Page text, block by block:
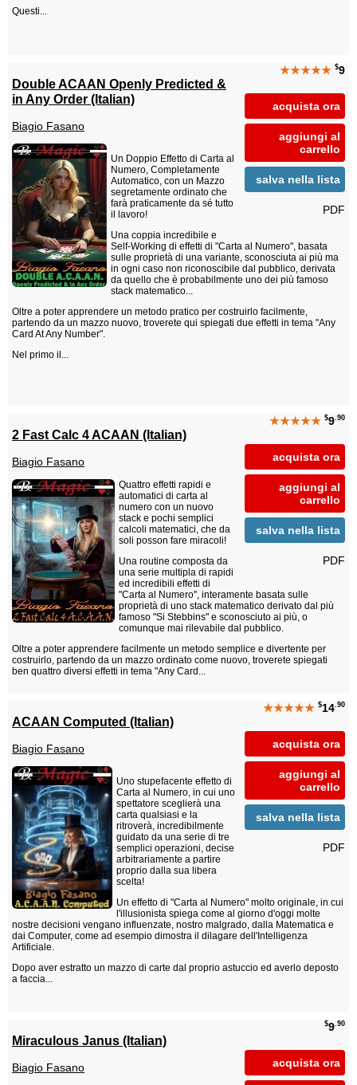
Questi...
★★★★★ $9
acquista ora
aggiungi al
carrello
salva nella lista
PDF
Double ACAAN Openly Predicted &
in Any Order (Italian)
Biagio Fasano
Un Doppio Effetto di Carta al
Numero, Completamente
Automatico, con un Mazzo
segretamente ordinato che
farà praticamente da sé tutto
il lavoro!
Una coppia incredibile e
Self-Working di effetti di "Carta al Numero", basata
sulle proprietà di una variante, sconosciuta ai più ma
in ogni caso non riconoscibile dal pubblico, derivata
da quello che è probabilmente uno dei più famoso
stack matematico...
Oltre a poter apprendere un metodo pratico per costruirlo facilmente,
partendo da un mazzo nuovo, troverete qui spiegati due effetti in tema "Any
Card At Any Number".
Nel primo il...
★★★★★ $9.90
acquista ora
aggiungi al
carrello
salva nella lista
PDF
2 Fast Calc 4 ACAAN (Italian)
Biagio Fasano
Quattro effetti rapidi e
automatici di carta al
numero con un nuovo
stack e pochi semplici
calcoli matematici, che da
soli posson fare miracoli!
Una routine composta da
una serie multipla di rapidi
ed incredibili effetti di
"Carta al Numero", interamente basata sulle
proprietà di uno stack matematico derivato dal più
famoso "Si Stebbins" e sconosciuto ai più, o
comunque mai rilevabile dal pubblico.
Oltre a poter apprendere facilmente un metodo semplice e divertente per
costruirlo, partendo da un mazzo ordinato come nuovo, troverete spiegati
ben quattro diversi effetti in tema "Any Card...
★★★★★ $14.90
acquista ora
aggiungi al
carrello
salva nella lista
PDF
ACAAN Computed (Italian)
Biagio Fasano
Uno stupefacente effetto di
Carta al Numero, in cui uno
spettatore sceglierà una
carta qualsiasi e la
ritroverà, incredibilmente
guidato da una serie di tre
semplici operazioni, decise
arbitrariamente a partire
proprio dalla sua libera
scelta!
Un effetto di "Carta al Numero" molto originale, in cui
l'illusionista spiega come al giorno d'oggi molte
nostre decisioni vengano influenzate, nostro malgrado, dalla Matematica e
dai Computer, come ad esempio dimostra il dilagare dell'Intelligenza
Artificiale.
Dopo aver estratto un mazzo di carte dal proprio astuccio ed averlo deposto
a faccia...
$9.90
acquista ora
Miraculous Janus (Italian)
Biagio Fasano